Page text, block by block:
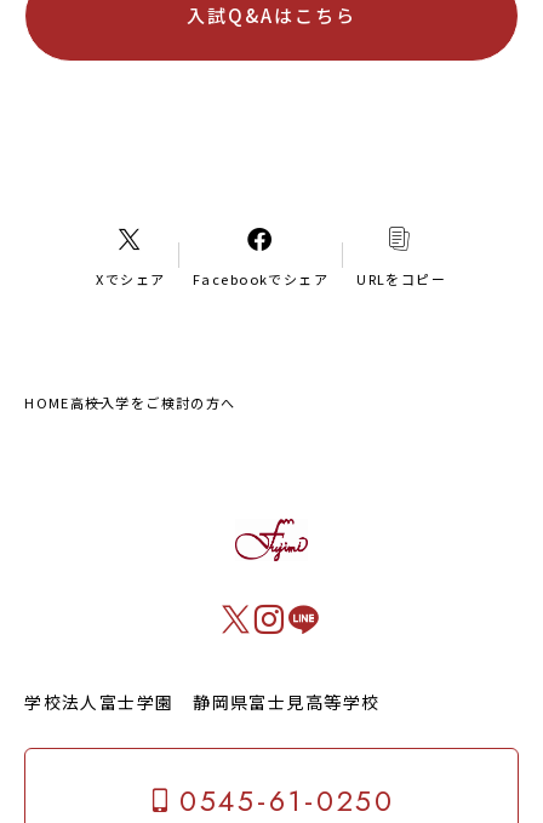
入試Q&Aはこちら
Xでシェア Facebookでシェア URLをコピー
HOME高校入学をご検討の方へ
学校法人富士学園 静岡県富士見高等学校
0545-61-0250